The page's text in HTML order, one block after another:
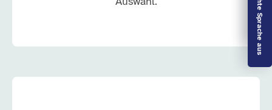
Leichte Sprache aus